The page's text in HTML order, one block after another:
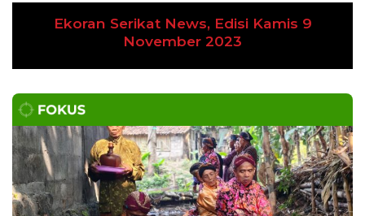
Ekoran Serikat News, Edisi Kamis 9
November 2023